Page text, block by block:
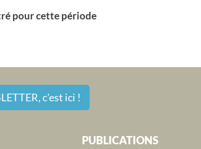
pour cette période
c'est ici !
PUBLICATIONS